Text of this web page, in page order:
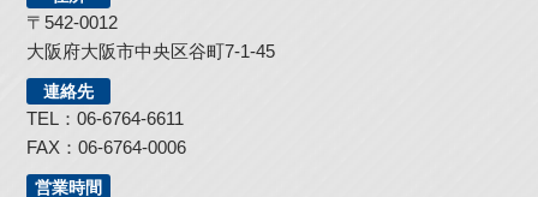
〒542-0012
大阪府大阪市中央区谷町7-1-45
連絡先
TEL：06-6764-6611
FAX：06-6764-0006
営業時間